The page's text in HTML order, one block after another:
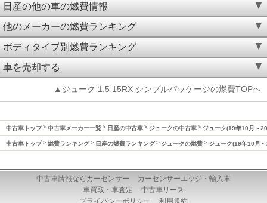
日産の他の車の燃費情報
他のメーカーの燃費ランキング
ボディタイプ別燃費ランキング
車を売却する
▲ジューク 1.5 15RX シンプルパッケージの燃費TOPへ
中古車トップ 中古車メーカー一覧 日産の中古車 ジュークの中古車 ジューク(19年10月～
中古車トップ 燃費ランキング 日産の燃費ランキング ジュークの燃費 ジューク(19年10月
中古車情報ならカーセンサー
カーセンサーエッジ・輸入車
車買取・車査定
中古車リース
プライバシーポリシー
利用規約